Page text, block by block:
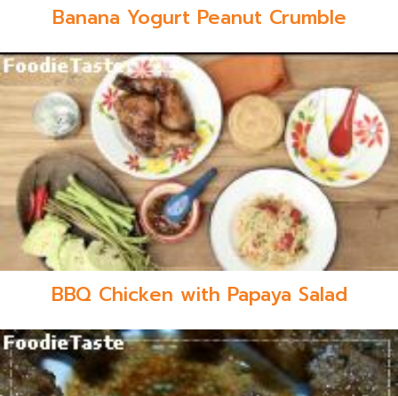
Banana Yogurt Peanut Crumble
BBQ Chicken with Papaya Salad